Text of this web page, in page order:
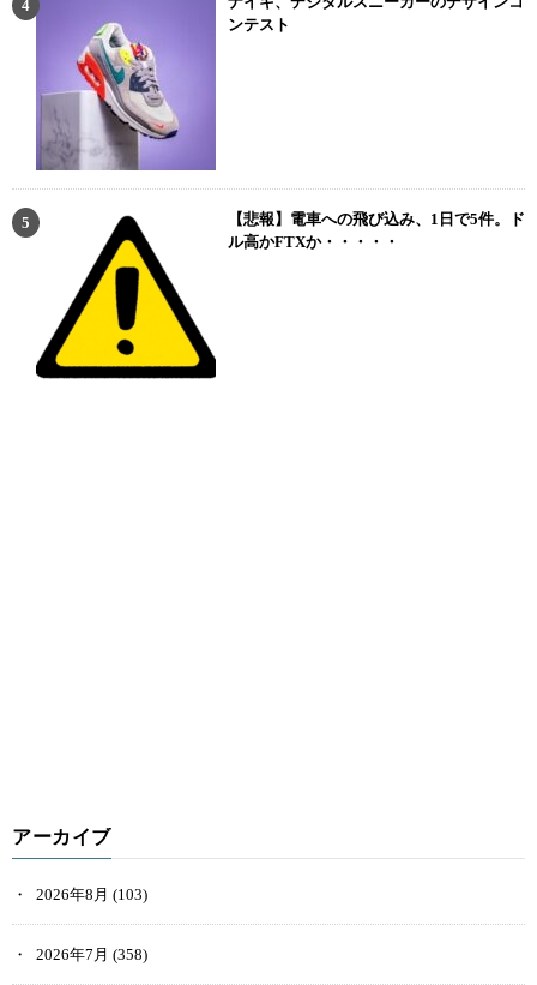
ンテスト
【悲報】電車への飛び込み、1日で5件。ド
ル高かFTXか・・・・・
アーカイブ
2026年8月 (103)
2026年7月 (358)